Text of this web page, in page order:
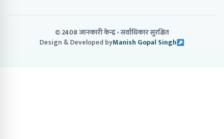
© 2408 जानकारी केन्द्र सर्वाधिकार सुरक्षित
Design & Developed byManish Gopal Singh